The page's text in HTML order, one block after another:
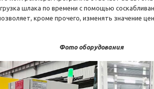
шлака по времени с помощью
кроме прочего, изменять значение
Фото оборудования